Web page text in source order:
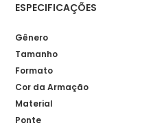
ESPECIFICAÇÕES
Gênero
Tamanho
Formato
Cor da Armação
Material
Ponte